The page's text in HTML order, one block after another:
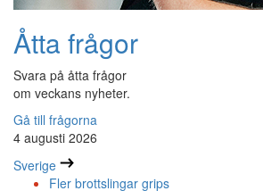
Åtta frågor
Svara på åtta frågor
om veckans nyheter.
Gå till frågorna
4 augusti 2026
Sverige
Fler brottslingar grips